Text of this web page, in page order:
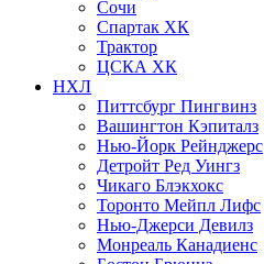
Сочи
Спартак ХК
Трактор
ЦСКА ХК
НХЛ
Питтсбург Пингвинз
Вашингтон Кэпиталз
Нью-Йорк Рейнджерс
Детройт Ред Уингз
Чикаго Блэкхокс
Торонто Мейпл Лифс
Нью-Джерси Девилз
Монреаль Канадиенс